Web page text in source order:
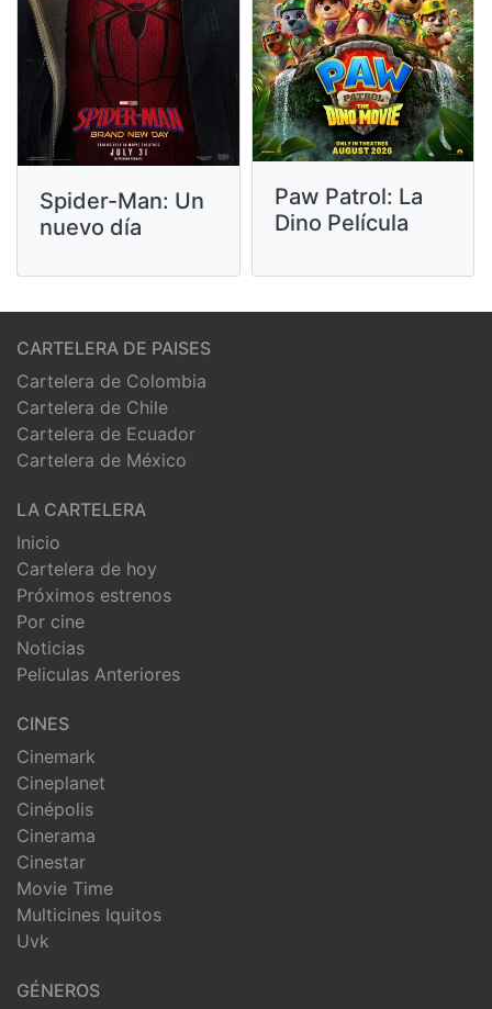
Spider-Man: Un
nuevo día
Paw Patrol: La
Dino Película
CARTELERA DE PAISES
Cartelera de Colombia
Cartelera de Chile
Cartelera de Ecuador
Cartelera de México
LA CARTELERA
Inicio
Cartelera de hoy
Próximos estrenos
Por cine
Noticias
Peliculas Anteriores
CINES
Cinemark
Cineplanet
Cinépolis
Cinerama
Cinestar
Movie Time
Multicines Iquitos
Uvk
GÉNEROS